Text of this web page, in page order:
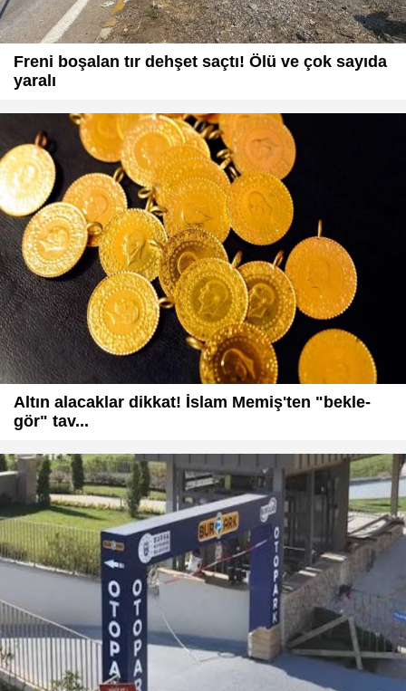
Freni boşalan tır dehşet saçtı! Ölü ve çok sayıda
yaralı
Altın alacaklar dikkat! İslam Memiş'ten "bekle-
gör" tav...